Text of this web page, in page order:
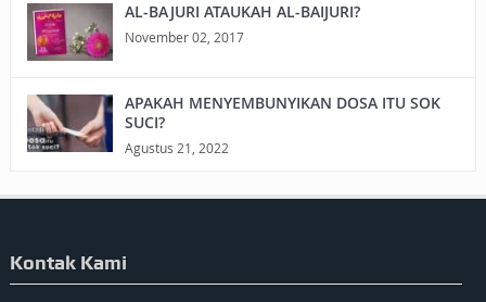
AL-BAJURI ATAUKAH AL-BAIJURI?
November 02, 2017
APAKAH MENYEMBUNYIKAN DOSA ITU SOK
SUCI?
Agustus 21, 2022
Kontak Kami